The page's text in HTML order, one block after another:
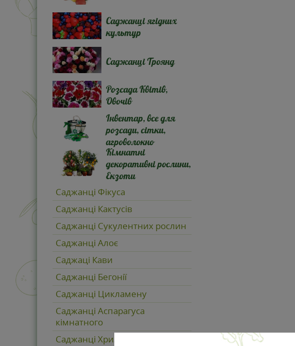
Саджанці ягідних
культур
Саджанці Троянд
Розсада Квітів,
Овочів
Інвентар, все для
розсади, сітки,
агроволокно
Кімнатні
декоративні рослини,
Екзоти
Саджанці Фікуса
Саджанці Кактусів
Саджанці Сукулентних рослин
Саджанці Алоє
Саджаці Кави
Саджанці Бегонії
Саджанці Цикламену
Саджанці Аспарагуса
кімнатного
Саджанці Хризантеми